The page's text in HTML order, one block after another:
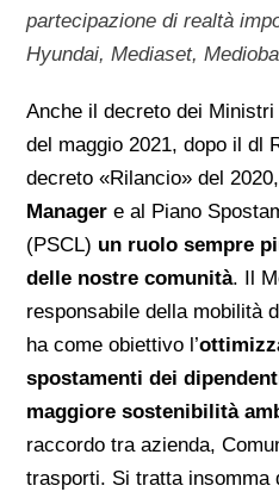
partecipazione di realtà
Hyundai, Mediaset,
Anche il decreto dei
del maggio 2021, dopo il dl
decreto «Rilancio» del
Manager e al Piano
(PSCL) un ruolo sempre
delle nostre comunità. Il
responsabile della mobilità
ha come obiettivo l’
spostamenti dei
maggiore sostenibilità
raccordo tra azienda,
trasporti. Si tratta insomma